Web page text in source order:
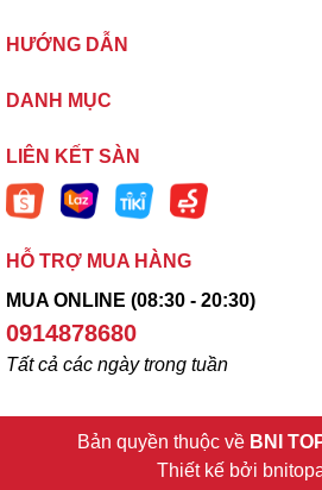
HƯỚNG DẪN
DANH MỤC
LIÊN KẾT SÀN
HỖ TRỢ MUA HÀNG
MUA ONLINE (08:30 - 20:30)
0914878680
Tất cả các ngày trong tuần
Bản quyền thuộc về BNI
Thiết kế bởi